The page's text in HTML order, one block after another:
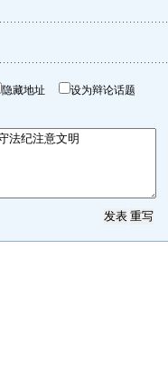
隐藏地址 设为辩论话题